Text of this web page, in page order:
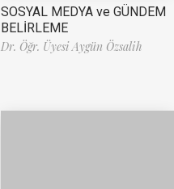
SOSYAL MEDYA ve GÜNDEM
BELİRLEME
Dr. Öğr. Üyesi Aygün Özsalih